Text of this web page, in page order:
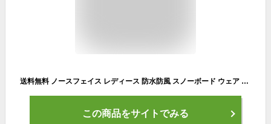
送料無料 ノースフェイス レディース 防水防風 スノーボード ウェア スキー THE NORTH FACE シュカブラ パンツ Shukabra Pant ストレートシルエット ブラック ns62517 2025-2026冬新作
この商品をサイトでみる